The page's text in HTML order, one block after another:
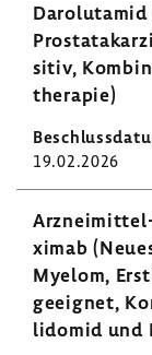
Daro­lut­amid
sitiv,
the­rapie)
19.02.2026
ximab
Myelom,
geeignet,
li­domid und